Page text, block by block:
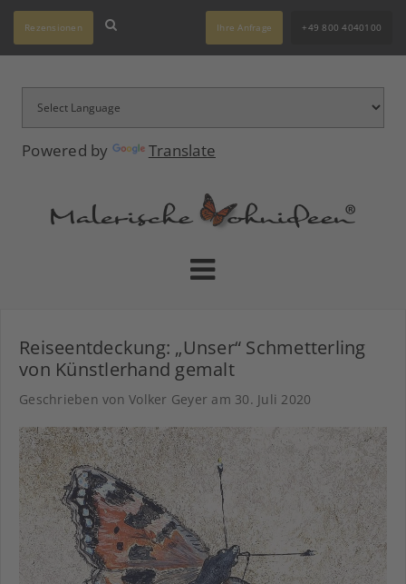
Powered by Translate
Rezensionen Ihre Anfrage +49 800 4040100
Reiseentdeckung: „Unser“ Schmetterling
von Künstlerhand gemalt
Geschrieben von Volker Geyer am 30. Juli 2020